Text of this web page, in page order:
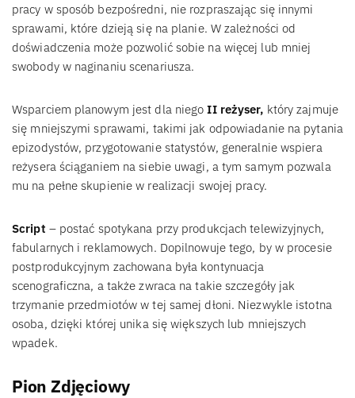
pracy w sposób bezpośredni, nie rozpraszając się innymi
sprawami, które dzieją się na planie. W zależności od
doświadczenia może pozwolić sobie na więcej lub mniej
swobody w naginaniu scenariusza.
Wsparciem planowym jest dla niegoII reżyser, który zajmuje
się mniejszymi sprawami, takimi jak odpowiadanie na pytania
epizodystów, przygotowanie statystów, generalnie wspiera
reżysera ściąganiem na siebie uwagi, a tym samym pozwala
mu na pełne skupienie w realizacji swojej pracy.
Script – postać spotykana przy produkcjach telewizyjnych,
fabularnych i reklamowych. Dopilnowuje tego, by w procesie
postprodukcyjnym zachowana była kontynuacja
scenograficzna, a także zwraca na takie szczegóły jak
trzymanie przedmiotów w tej samej dłoni. Niezwykle istotna
osoba, dzięki której unika się większych lub mniejszych
wpadek.
Pion Zdjęciowy